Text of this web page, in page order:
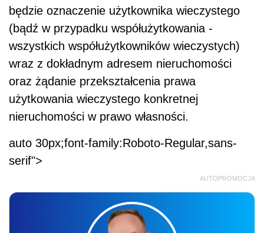
będzie oznaczenie użytkownika wieczystego
(bądź w przypadku współużytkowania -
wszystkich współużytkowników wieczystych)
wraz z dokładnym adresem nieruchomości
oraz żądanie przekształcenia prawa
użytkowania wieczystego konkretnej
nieruchomości w prawo własności.
auto 30px;font-family:Roboto-Regular,sans-
serif">
AUTOPROMOCJA